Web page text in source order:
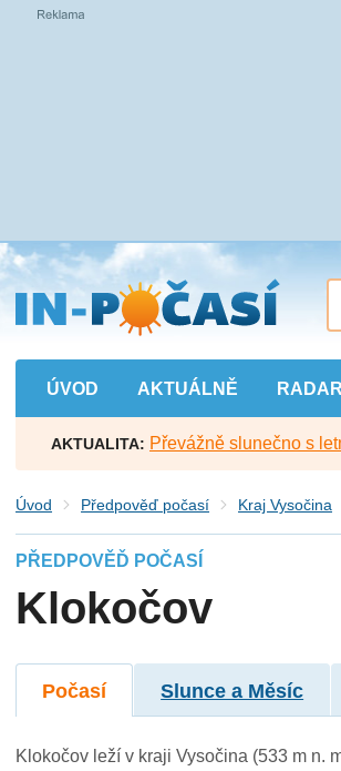
Přejít
na
hlavní
obsah
ÚVOD AKTUÁLNĚ RADAR
AKTUALITA: Převážně slunečno s
Úvod Předpověď počasí Kraj Vysočina
PŘEDPOVĚĎ POČASÍ
Klokočov
Počasí Slunce a Měsíc
Klokočov leží v kraji Vysočina (533 m n.